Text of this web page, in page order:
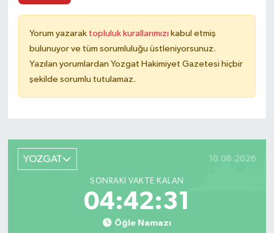
Yorum yazarak topluluk kurallarımızı kabul etmiş
bulunuyor ve tüm sorumluluğu üstleniyorsunuz.
Yazılan yorumlardan Yozgat Hakimiyet Gazetesi hiçbir
şekilde sorumlu tutulamaz.
YOZGAT 10.08.2026
SONRAKI VAKTE KALAN
04:42:31
Öğle Namazı